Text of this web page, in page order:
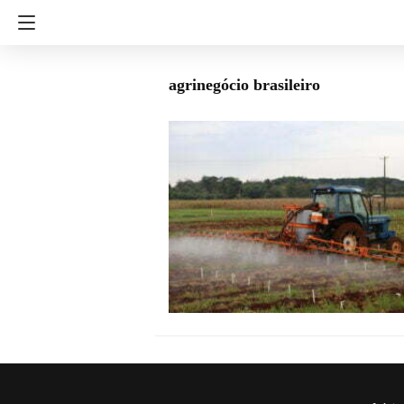
agrinegócio brasileiro